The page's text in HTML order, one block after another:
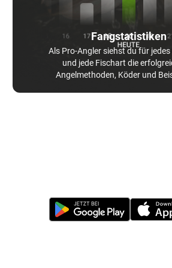
Fangstatistiken
Als Pro-Angler siehst du für
und jede Fischart die
Angelmethoden, Köder und